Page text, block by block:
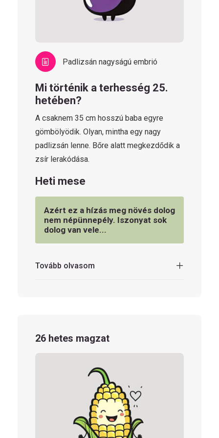
Padlizsán nagyságú embrió
Mi történik a terhesség 25.
hetében?
A csaknem 35 cm hosszú baba egyre
gömbölyödik. Olyan, mintha egy nagy
padlizsán lenne. Bőre alatt megkezdődik a
zsír lerakódása.
Heti mese
Azért ez a hízás meg növés dolog
nem népünnepély. Iszonyat sok
dolog van vele...
Tovább olvasom
26 hetes magzat